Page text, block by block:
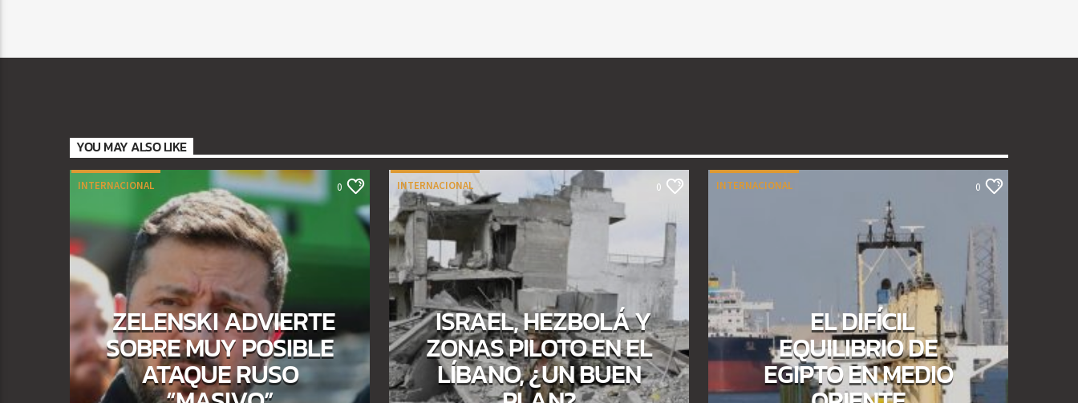
YOU MAY ALSO LIKE
INTERNACIONAL 0
ZELENSKI ADVIERTE
SOBRE MUY POSIBLE
ATAQUE RUSO
INTERNACIONAL 0
ISRAEL, HEZBOLÁ Y
ZONAS PILOTO EN EL
LÍBANO, ¿UN BUEN
INTERNACIONAL 0
EL DIFÍCIL
EQUILIBRIO DE
EGIPTO EN MEDIO